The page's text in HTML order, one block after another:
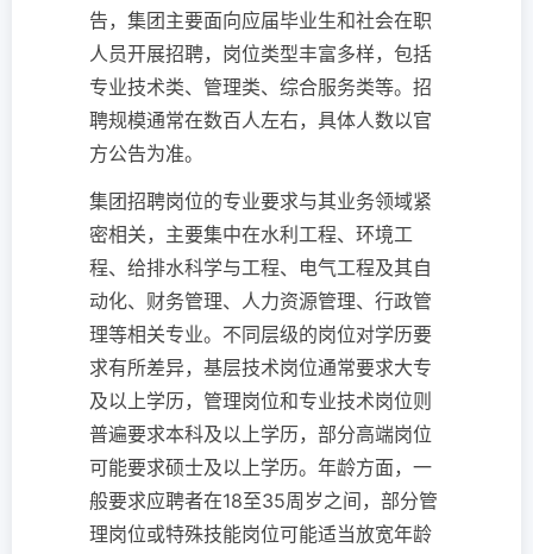
告，集团主要面向应届毕业生和社会在职
人员开展招聘，岗位类型丰富多样，包括
专业技术类、管理类、综合服务类等。招
聘规模通常在数百人左右，具体人数以官
方公告为准。
集团招聘岗位的专业要求与其业务领域紧
密相关，主要集中在水利工程、环境工
程、给排水科学与工程、电气工程及其自
动化、财务管理、人力资源管理、行政管
理等相关专业。不同层级的岗位对学历要
求有所差异，基层技术岗位通常要求大专
及以上学历，管理岗位和专业技术岗位则
普遍要求本科及以上学历，部分高端岗位
可能要求硕士及以上学历。年龄方面，一
般要求应聘者在18至35周岁之间，部分管
理岗位或特殊技能岗位可能适当放宽年龄